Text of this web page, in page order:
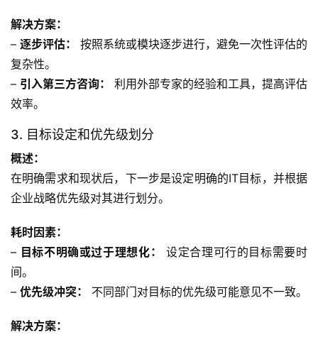
解决方案：
– 逐步评估：
按照系统或模块逐步进行，避免一次性评估的
复杂性。
– 引入第三方咨询：
利用外部专家的经验和工具，提高评估
效率。
3. 目标设定和优先级划分
概述：
在明确需求和现状后，下一步是设定明确的IT目标，并根据
企业战略优先级对其进行划分。
耗时因素：
– 目标不明确或过于理想化：
设定合理可行的目标需要时
间。
– 优先级冲突： 不同部门对目标的优先级可能意见不一致。
解决方案：